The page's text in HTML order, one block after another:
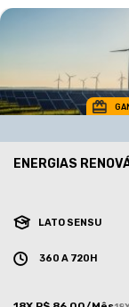
ENERGIAS
LATO SENSU
360 A 720H